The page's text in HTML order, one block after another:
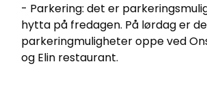
- Parkering: det er
hytta på fredagen. På lørdag er
parkeringmuligheter oppe ved
og Elin restaurant.